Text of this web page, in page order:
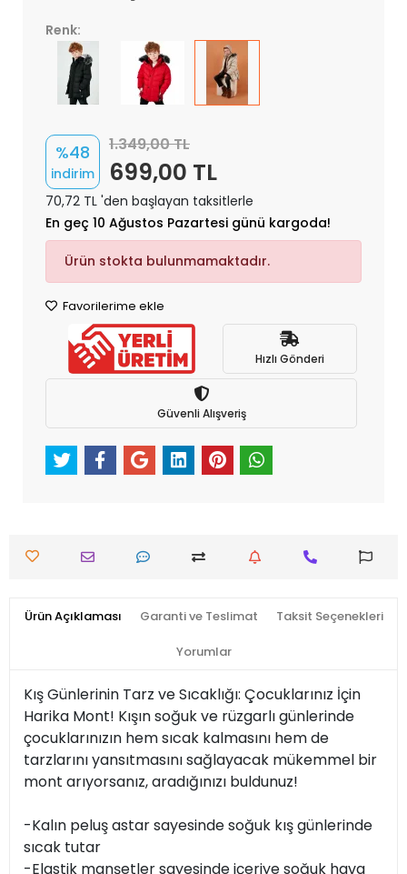
Renk:
%48
indirim
1.349,00 TL
699,00 TL
70,72 TL 'den başlayan taksitlerle
En geç 10 Ağustos Pazartesi günü kargoda!
Ürün stokta bulunmamaktadır.
Favorilerime ekle
Hızlı Gönderi
Güvenli Alışveriş
Ürün Açıklaması Garanti ve Teslimat Taksit Seçenekleri
Yorumlar
Kış Günlerinin Tarz ve Sıcaklığı: Çocuklarınız İçin
Harika Mont! Kışın soğuk ve rüzgarlı günlerinde
çocuklarınızın hem sıcak kalmasını hem de
tarzlarını yansıtmasını sağlayacak mükemmel bir
mont arıyorsanız, aradığınızı buldunuz!
-Kalın peluş astar sayesinde soğuk kış günlerinde
sıcak tutar
-Elastik manşetler sayesinde içeriye soğuk hava